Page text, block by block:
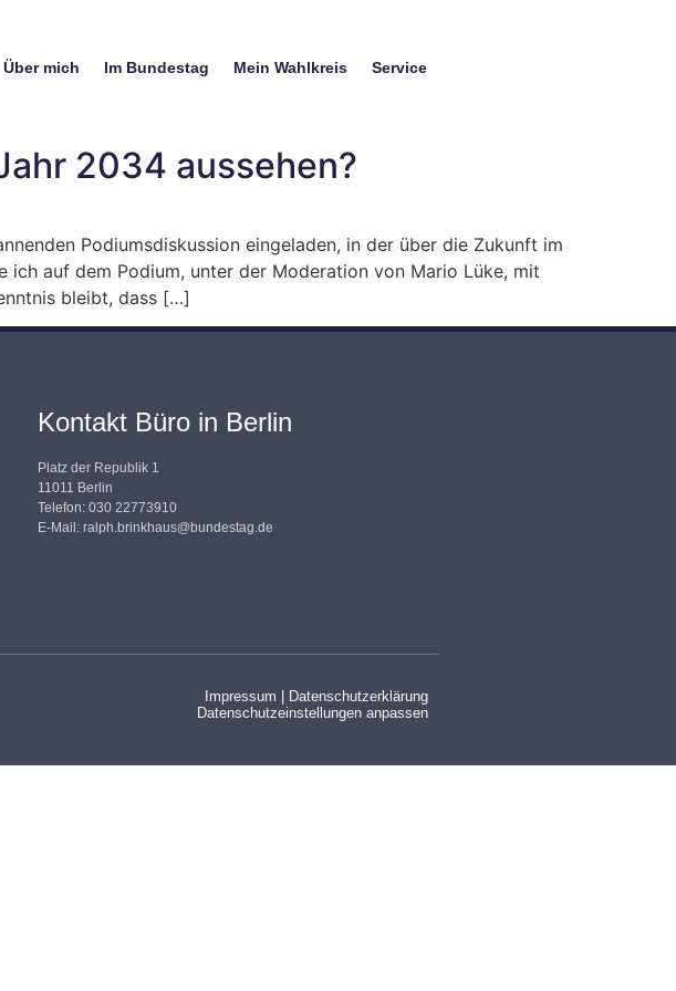
Über mich Im Bundestag Mein Wahlkreis Service
2034 aussehen?
Podiumsdiskussion eingeladen, in der über die Zukunft im
auf dem Podium, unter der Moderation von Mario Lüke, mit
bleibt, dass […]
Kontakt Büro in Berlin
Platz der Republik 1
11011 Berlin
Telefon: 030 22773910
E-Mail: ralph.brinkhaus@bundestag.de
Impressum | Datenschutzerklärung
Datenschutzeinstellungen anpassen